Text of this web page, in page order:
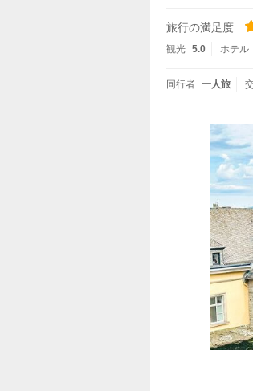
旅行の満足度
観光 5.0 ホテル
同行者 一人旅